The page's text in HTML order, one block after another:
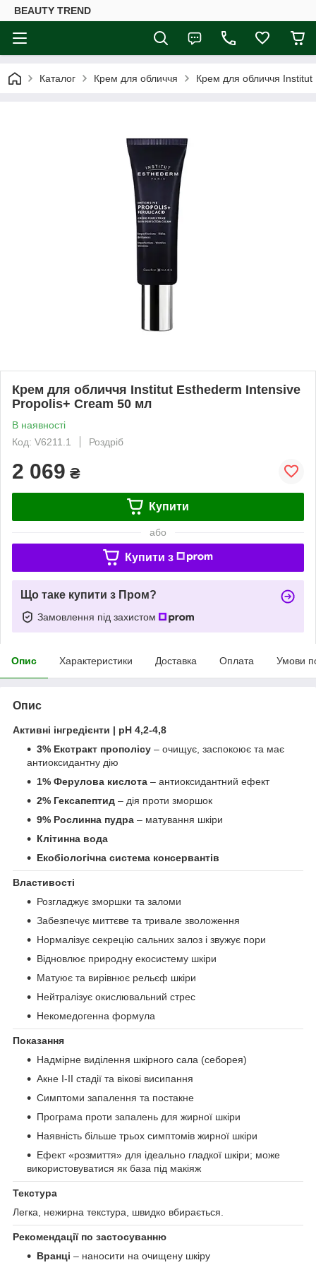
BEAUTY TREND
Каталог Крем для обличчя Крем для обличчя
Крем для обличчя Institut Esthederm Intensive
Propolis+ Cream 50 мл
В наявності
Код: V6211.1
Роздріб
2 069 ₴
Купити
або
Купити з
Що таке купити з Пром?
Замовлення під захистом
Опис Характеристики Доставка Оплата Умови
Опис
Активні інгредієнти | pH 4,2-4,8
3% Екстракт прополісу – очищує, заспокоює та має
антиоксидантну дію
1% Ферулова кислота – антиоксидантний ефект
2% Гексапептид – дія проти зморшок
9% Рослинна пудра – матування шкіри
Клітинна вода
Екобіологічна система консервантів
Властивості
Розгладжує зморшки та заломи
Забезпечує миттєве та тривале зволоження
Нормалізує секрецію сальних залоз і звужує пори
Відновлює природну екосистему шкіри
Матуює та вирівнює рельєф шкіри
Нейтралізує окислювальний стрес
Некомедогенна формула
Показання
Надмірне виділення шкірного сала (себорея)
Акне I-II стадії та вікові висипання
Симптоми запалення та постакне
Програма проти запалень для жирної шкіри
Наявність більше трьох симптомів жирної шкіри
Ефект «розмиття» для ідеально гладкої шкіри; може
використовуватися як база під макіяж
Текстура
Легка, нежирна текстура, швидко вбирається.
Рекомендації по застосуванню
Вранці – наносити на очищену шкіру